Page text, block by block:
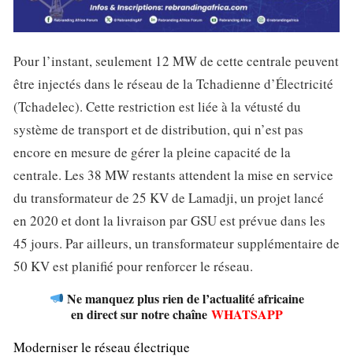
Pour l’instant, seulement 12 MW de cette centrale peuvent
être injectés dans le réseau de la Tchadienne d’Électricité
(Tchadelec). Cette restriction est liée à la vétusté du
système de transport et de distribution, qui n’est pas
encore en mesure de gérer la pleine capacité de la
centrale. Les 38 MW restants attendent la mise en service
du transformateur de 25 KV de Lamadji, un projet lancé
en 2020 et dont la livraison par GSU est prévue dans les
45 jours. Par ailleurs, un transformateur supplémentaire de
50 KV est planifié pour renforcer le réseau.
Ne manquez plus rien de l’actualité africaine
en direct sur notre chaîne WHATSAPP
Moderniser le réseau électrique